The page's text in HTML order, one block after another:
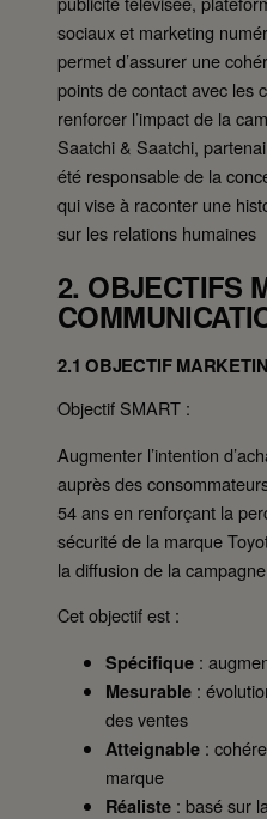
sociaux et marketing
permet d’assurer une
points de contact avec les
renforcer l’impact de la
Saatchi & Saatchi,
été responsable de la
qui vise à raconter une
sur les relations humaines
2. OBJECTIFS
2.1 OBJECTIF
Objectif SMART :
Augmenter l’intention
auprès des
54 ans en renforçant la
sécurité de la marque
la diffusion de la
Cet objectif est :
Spécifique :
Mesurable :
des ventes
Atteignable :
marque
Réaliste : basé sur